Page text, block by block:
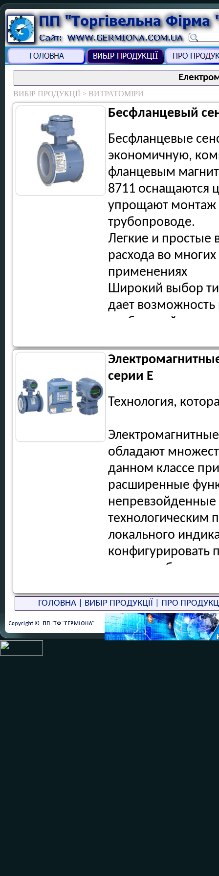
ВИБІР ПРОДУКЦІЇ > ВИТРАТОМІРИ
Бесфланцевый
Бесфланцевые
экономичную,
фланцевым
8711 оснащаются
упрощают монтаж
трубопроводе.
Легкие и простые
расхода во
применениях
Широкий выбор
дает
требований
Особенности и
Типоразмеры от
исполнения с
могут
видов сред
Датчики с
технологических
наличие
серии E
Технология,
обладают
данном классе
расширенные
технологическим
локального
конфигурировать
какого-либо
информацию о
прибора.
Двухсекционная
ГОЛОВНА| ВИБІР ПРОДУКЦІЇ ПРО